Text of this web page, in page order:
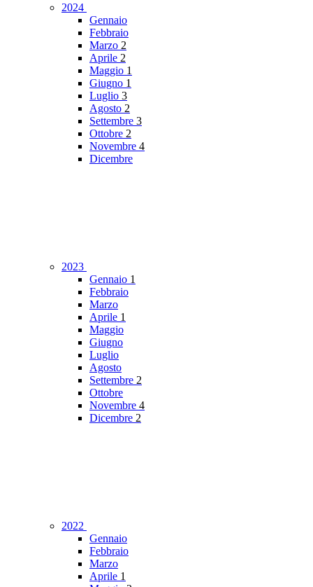
2024
Gennaio
Febbraio
Marzo 2
Aprile 2
Maggio 1
Giugno 1
Luglio 3
Agosto 2
Settembre 3
Ottobre 2
Novembre 4
Dicembre
2023
Gennaio 1
Febbraio
Marzo
Aprile 1
Maggio
Giugno
Luglio
Agosto
Settembre 2
Ottobre
Novembre 4
Dicembre 2
2022
Gennaio
Febbraio
Marzo
Aprile 1